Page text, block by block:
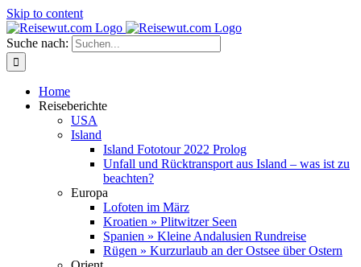
Skip to content
Suche nach:
Home
Reiseberichte
USA
Island
Island Fototour 2022 Prolog
Unfall und Rücktransport aus Island – was ist zu
beachten?
Europa
Lofoten im März
Kroatien » Plitwitzer Seen
Spanien » Kleine Andalusien Rundreise
Rügen » Kurzurlaub an der Ostsee über Ostern